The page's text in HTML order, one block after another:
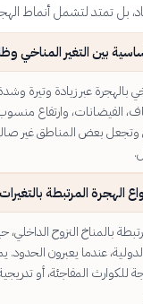
بل تمتد لتشمل أنماط
بين التغير المناخي
بالهجرة عبر زيادة وتيرة
الفيضانات، وارتفاع
بعض المناطق غير
الهجرة المرتبطة
بالمناخ النزوح الداخلي،
عندما يعبرون
للكوارث المفاجئة، أو